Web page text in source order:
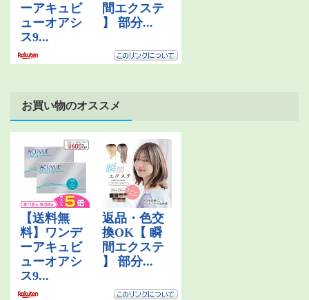
お買い物のオススメ